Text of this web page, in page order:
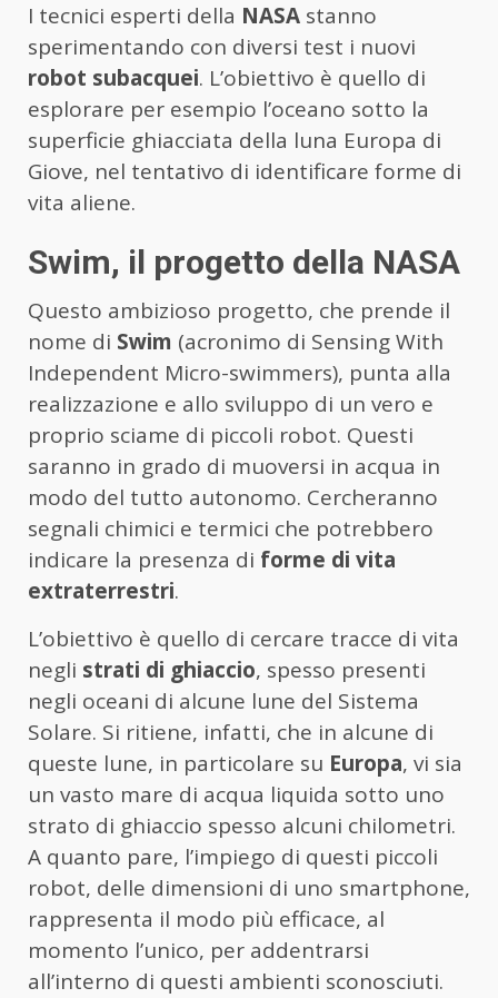
I tecnici esperti della NASA stanno
sperimentando con diversi test i nuovi
robot subacquei. L’obiettivo è quello di
esplorare per esempio l’oceano sotto la
superficie ghiacciata della luna Europa di
Giove, nel tentativo di identificare forme di
vita aliene.
Swim, il progetto della NASA
Questo ambizioso progetto, che prende il
nome di Swim (acronimo di Sensing With
Independent Micro-swimmers), punta alla
realizzazione e allo sviluppo di un vero e
proprio sciame di piccoli robot. Questi
saranno in grado di muoversi in acqua in
modo del tutto autonomo. Cercheranno
segnali chimici e termici che potrebbero
indicare la presenza di forme di vita
extraterrestri.
L’obiettivo è quello di cercare tracce di vita
negli strati di ghiaccio, spesso presenti
negli oceani di alcune lune del Sistema
Solare. Si ritiene, infatti, che in alcune di
queste lune, in particolare su Europa, vi sia
un vasto mare di acqua liquida sotto uno
strato di ghiaccio spesso alcuni chilometri.
A quanto pare, l’impiego di questi piccoli
robot, delle dimensioni di uno smartphone,
rappresenta il modo più efficace, al
momento l’unico, per addentrarsi
all’interno di questi ambienti sconosciuti.